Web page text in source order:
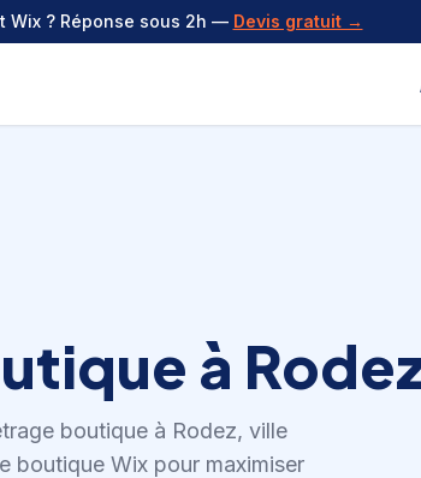
Wix ? Réponse sous 2h — Devis gratuit →
à
boutique à Rodez, ville
boutique Wix pour maximiser